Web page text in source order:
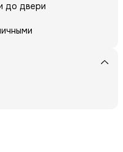
до двери